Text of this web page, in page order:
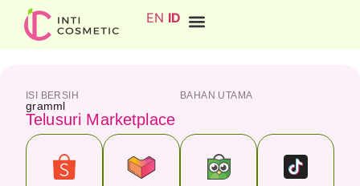
EN ID
ISI BERSIH
gramml
BAHAN UTAMA
Telusuri Marketplace